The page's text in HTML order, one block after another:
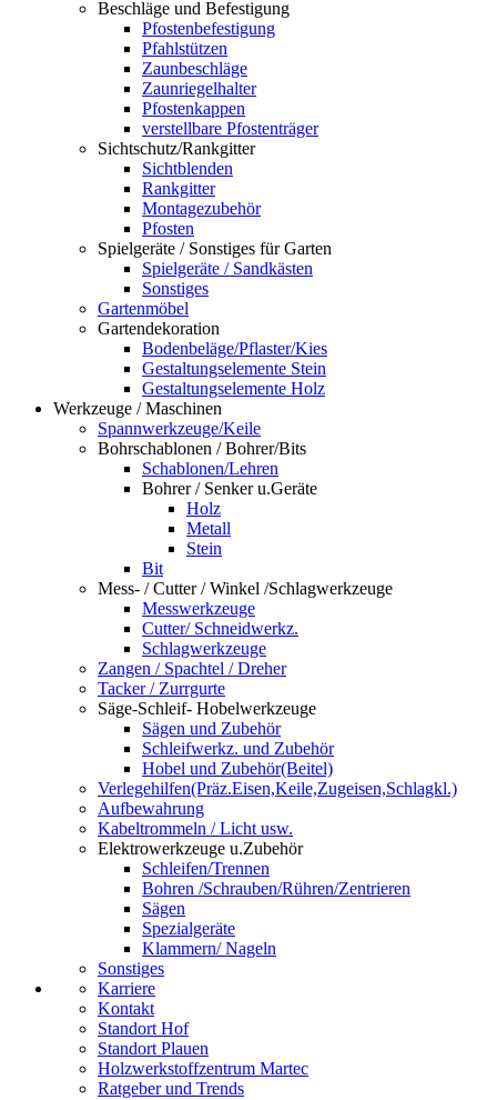
Beschläge und Befestigung
Pfostenbefestigung
Pfahlstützen
Zaunbeschläge
Zaunriegelhalter
Pfostenkappen
verstellbare Pfostenträger
Sichtschutz/Rankgitter
Sichtblenden
Rankgitter
Montagezubehör
Pfosten
Spielgeräte / Sonstiges für Garten
Spielgeräte / Sandkästen
Sonstiges
Gartenmöbel
Gartendekoration
Bodenbeläge/Pflaster/Kies
Gestaltungselemente Stein
Gestaltungselemente Holz
Werkzeuge / Maschinen
Spannwerkzeuge/Keile
Bohrschablonen / Bohrer/Bits
Schablonen/Lehren
Bohrer / Senker u.Geräte
Holz
Metall
Stein
Bit
Mess- / Cutter / Winkel /Schlagwerkzeuge
Messwerkzeuge
Cutter/ Schneidwerkz.
Schlagwerkzeuge
Zangen / Spachtel / Dreher
Tacker / Zurrgurte
Säge-Schleif- Hobelwerkzeuge
Sägen und Zubehör
Schleifwerkz. und Zubehör
Hobel und Zubehör(Beitel)
Verlegehilfen(Präz.Eisen,Keile,Zugeisen,Schlagkl.)
Aufbewahrung
Kabeltrommeln / Licht usw.
Elektrowerkzeuge u.Zubehör
Schleifen/Trennen
Bohren /Schrauben/Rühren/Zentrieren
Sägen
Spezialgeräte
Klammern/ Nageln
Sonstiges
Karriere
Kontakt
Standort Hof
Standort Plauen
Holzwerkstoffzentrum Martec
Ratgeber und Trends